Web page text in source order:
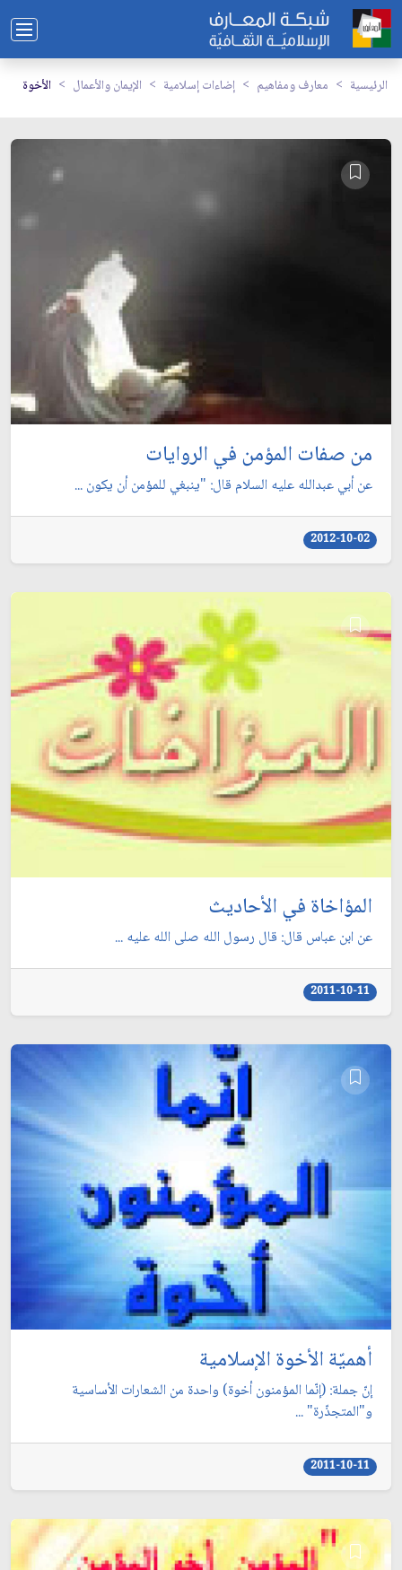
الرئيسية معارف ومفاهيم إضاءات إسلامية الإيمان والأعمال الأخوة
من صفات المؤمن في الروايات
عن أبي عبدالله عليه السلام قال: "ينبغي للمؤمن أن يكون ...
2012-10-02
المؤاخاة في الأحاديث
عن ابن عباس قال: قال رسول الله صلى الله عليه ...
2011-10-11
أهميّة الأخوة الإسلامية
إنّ جملة: (إنّما المؤمنون أخوة) واحدة من الشعارات الأساسية
و"المتجذّرة" ...
2011-10-11